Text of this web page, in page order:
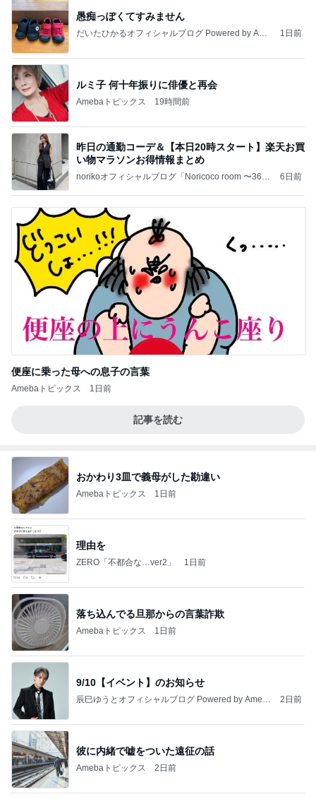
愚痴っぽくてすみません
だいたひかるオフィシャルブログ Powered by Ame
1日前
ルミ子 何十年振りに俳優と再会
Amebaトピックス 19時間前
昨日の通勤コーデ＆【本日20時スタート】楽天お買
い物マラソンお得情報まとめ
norikoオフィシャルブログ「Noricoco room 〜365
6日前
便座に乗った母への息子の言葉
Amebaトピックス 1日前
記事を読む
おかわり3皿で義母がした勘違い
Amebaトピックス 1日前
理由を
ZERO「不都合な…ver2」 1日前
落ち込んでる旦那からの言葉詐欺
Amebaトピックス 1日前
9/10【イベント】のお知らせ
辰巳ゆうとオフィシャルブログ Powered by Ameb
2日前
彼に内緒で嘘をついた遠征の話
Amebaトピックス 2日前